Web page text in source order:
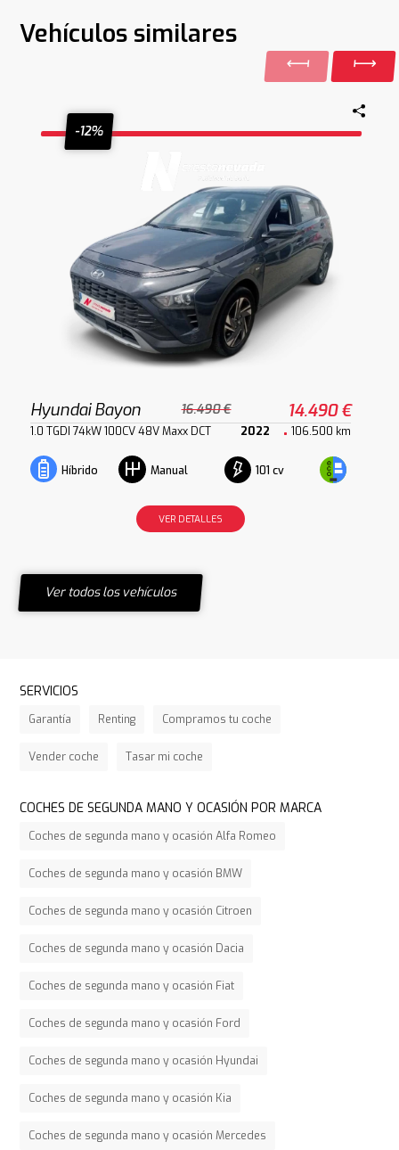
Vehículos similares
-12%
Hyundai Bayon 16.490 € 14.490 €
1.0 TGDI 74kW 100CV 48V Maxx DCT 2022 106.500 km
Híbrido Manual 101 cv
VER DETALLES
Ver todos los vehículos
SERVICIOS
Garantía Renting Compramos tu coche
Vender coche Tasar mi coche
COCHES DE SEGUNDA MANO Y OCASIÓN POR MARCA
Coches de segunda mano y ocasión Alfa Romeo
Coches de segunda mano y ocasión BMW
Coches de segunda mano y ocasión Citroen
Coches de segunda mano y ocasión Dacia
Coches de segunda mano y ocasión Fiat
Coches de segunda mano y ocasión Ford
Coches de segunda mano y ocasión Hyundai
Coches de segunda mano y ocasión Kia
Coches de segunda mano y ocasión Mercedes